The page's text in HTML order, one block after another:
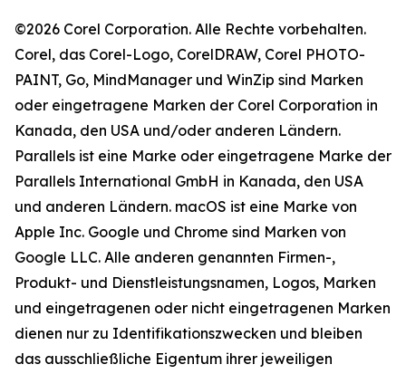
©2026 Corel Corporation. Alle Rechte vorbehalten.
Corel, das Corel-Logo, CorelDRAW, Corel PHOTO-
PAINT, Go, MindManager und WinZip sind Marken
oder eingetragene Marken der Corel Corporation in
Kanada, den USA und/oder anderen Ländern.
Parallels ist eine Marke oder eingetragene Marke der
Parallels International GmbH in Kanada, den USA
und anderen Ländern. macOS ist eine Marke von
Apple Inc. Google und Chrome sind Marken von
Google LLC. Alle anderen genannten Firmen-,
Produkt- und Dienstleistungsnamen, Logos, Marken
und eingetragenen oder nicht eingetragenen Marken
dienen nur zu Identifikationszwecken und bleiben
das ausschließliche Eigentum ihrer jeweiligen